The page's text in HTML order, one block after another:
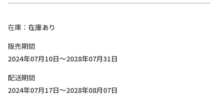
在庫
在庫あり
販売期間
2024年07月10日～2028年07月31日
配送期間
2024年07月17日～2028年08月07日